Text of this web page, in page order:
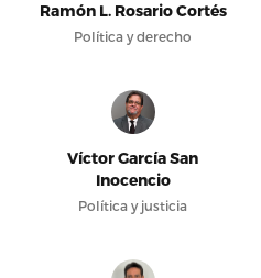
Ramón L. Rosario Cortés
Política y derecho
Víctor García San
Inocencio
Política y justicia